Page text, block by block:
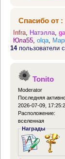
Спасибо от :
Infra Натэлла ,
Юла55 ,olqa
14пользователи
Tonito
Moderator
Последняя
2026-07-09,
Расположение:
вселенная
Награды